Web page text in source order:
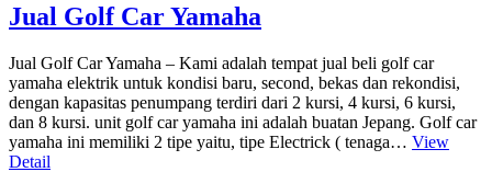
Jual Golf Car Yamaha
Jual Golf Car Yamaha – Kami adalah tempat jual beli golf car
yamaha elektrik untuk kondisi baru, second, bekas dan rekondisi,
dengan kapasitas penumpang terdiri dari 2 kursi, 4 kursi, 6 kursi,
dan 8 kursi. unit golf car yamaha ini adalah buatan Jepang. Golf car
yamaha ini memiliki 2 tipe yaitu, tipe Electrick ( tenaga… View
Detail